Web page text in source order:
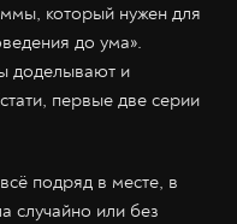
который нужен для
до ума».
доделывают и
первые две серии
подряд в месте, в
случайно или без